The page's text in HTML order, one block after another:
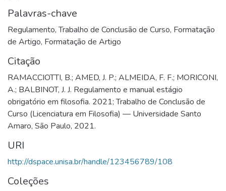
Palavras-chave
Regulamento,Trabalho de Conclusão de Curso, Formatação
de Artigo, Formatação de Artigo
Citação
RAMACCIOTTI, B.; AMED, J. P.; ALMEIDA, F. F.; MORICONI,
A.; BALBINOT, J. J. Regulamento e manual estágio
obrigatório em filosofia. 2021; Trabalho de Conclusão de
Curso (Licenciatura em Filosofia) — Universidade Santo
Amaro, São Paulo, 2021.
URI
http://dspace.unisa.br/handle/123456789/108
Coleções